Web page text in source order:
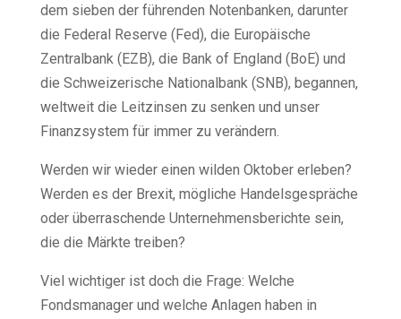
dem sieben der führenden Notenbanken, darunter
die Federal Reserve (Fed), die Europäische
Zentralbank (EZB), die Bank of England (BoE) und
die Schweizerische Nationalbank (SNB), begannen,
weltweit die Leitzinsen zu senken und unser
Finanzsystem für immer zu verändern.
Werden wir wieder einen wilden Oktober erleben?
Werden es der Brexit, mögliche Handelsgespräche
oder überraschende Unternehmensberichte sein,
die die Märkte treiben?
Viel wichtiger ist doch die Frage: Welche
Fondsmanager und welche Anlagen haben in